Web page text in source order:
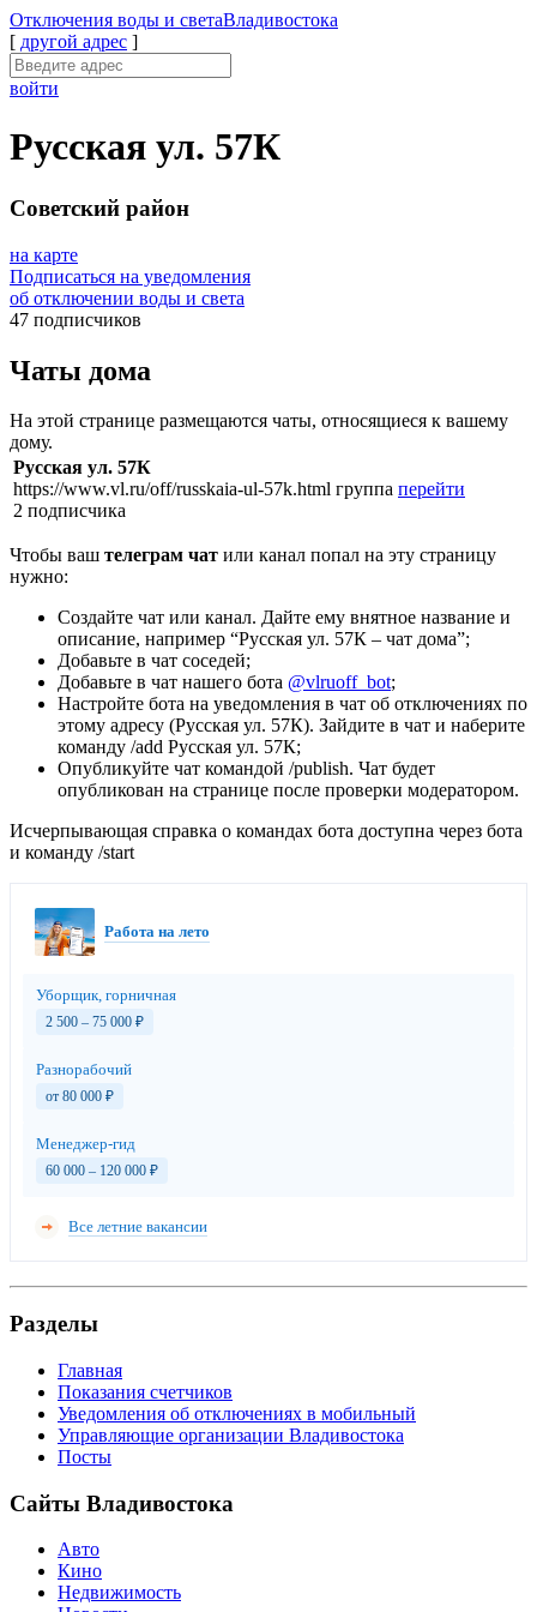
Отключения воды и светаВладивостока
[ другой адрес ]
войти
Русская ул. 57К
Советский район
на карте
Подписаться на уведомления
об отключении воды и света
47 подписчиков
Чаты дома
На этой странице размещаются чаты, относящиеся к вашему
дому.
Русская ул. 57К
https://www.vl.ru/off/russkaia-ul-57k.html
2 подписчика
группа перейти
Чтобы ваш телеграм чат или канал попал на эту страницу
нужно:
Создайте чат или канал. Дайте ему внятное название и
описание, например “Русская ул. 57К – чат дома”;
Добавьте в чат соседей;
Добавьте в чат нашего бота @vlruoff_bot;
Настройте бота на уведомления в чат об отключениях по
этому адресу (Русская ул. 57К). Зайдите в чат и наберите
команду /add Русская ул. 57К;
Опубликуйте чат командой /publish. Чат будет
опубликован на странице после проверки модератором.
Исчерпывающая справка о командах бота доступна через бота
и команду /start
Работа на лето
Уборщик, горничная
2 500 – 75 000 ₽
Разнорабочий
от 80 000 ₽
Менеджер-гид
60 000 – 120 000 ₽
Все летние вакансии
Разделы
Главная
Показания счетчиков
Уведомления об отключениях в мобильный
Управляющие организации Владивостока
Посты
Сайты Владивостока
Авто
Кино
Недвижимость